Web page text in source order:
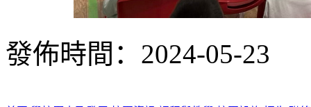
發佈時間：2024-05-23